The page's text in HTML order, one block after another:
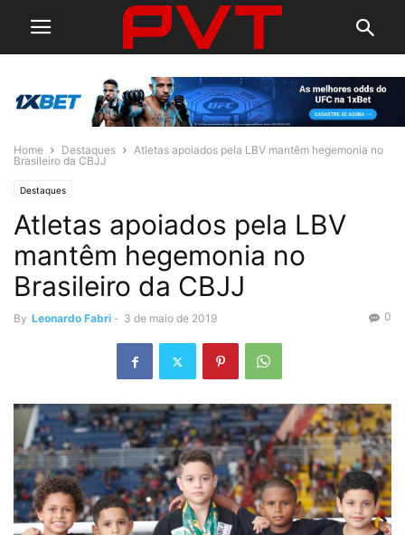
Home Destaques
Atletas apoiados pela LBV mantêm hegemonia no
Brasileiro da CBJJ
Destaques
Atletas apoiados pela LBV
mantêm hegemonia no
Brasileiro da CBJJ
By Leonardo Fabri - 3 de maio de 2019 0